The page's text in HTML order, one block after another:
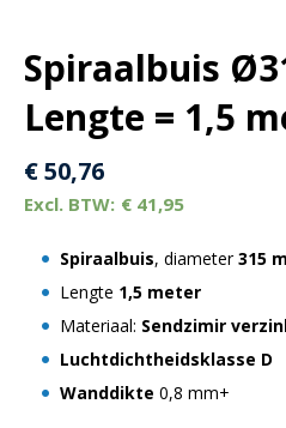
Spiraalbuis
Lengte = 1,5
€50,76
€ 41,95
Spiraalbuis, diameter315
Lengte 1,5 meter
Materiaal: Sendzimir
Luchtdichtheidsklasse D
Wanddikte 0,8 mm+